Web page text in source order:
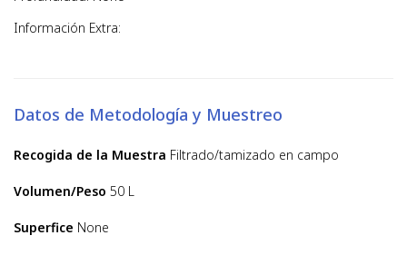
Información Extra:
Datos de Metodología y Muestreo
Recogida de la Muestra Filtrado/tamizado en campo
Volumen/Peso 50 L
Superfice None